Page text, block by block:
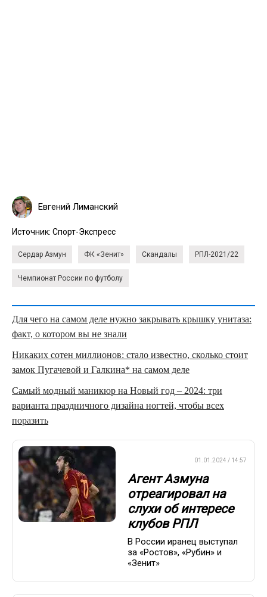
Евгений Лиманский
Источник: Спорт-Экспресс
Сердар Азмун ФК «Зенит» Скандалы РПЛ-2021/22
Чемпионат России по футболу
Для чего на самом деле нужно закрывать крышку унитаза:
факт, о котором вы не знали
Никаких сотен миллионов: стало известно, сколько стоит
замок Пугачевой и Галкина* на самом деле
Самый модный маникюр на Новый год – 2024: три
варианта праздничного дизайна ногтей, чтобы всех
поразить
01.01.2024 / 14:57
Агент Азмуна
отреагировал на
слухи об интересе
клубов РПЛ
В России иранец выступал
за «Ростов», «Рубин» и
«Зенит»